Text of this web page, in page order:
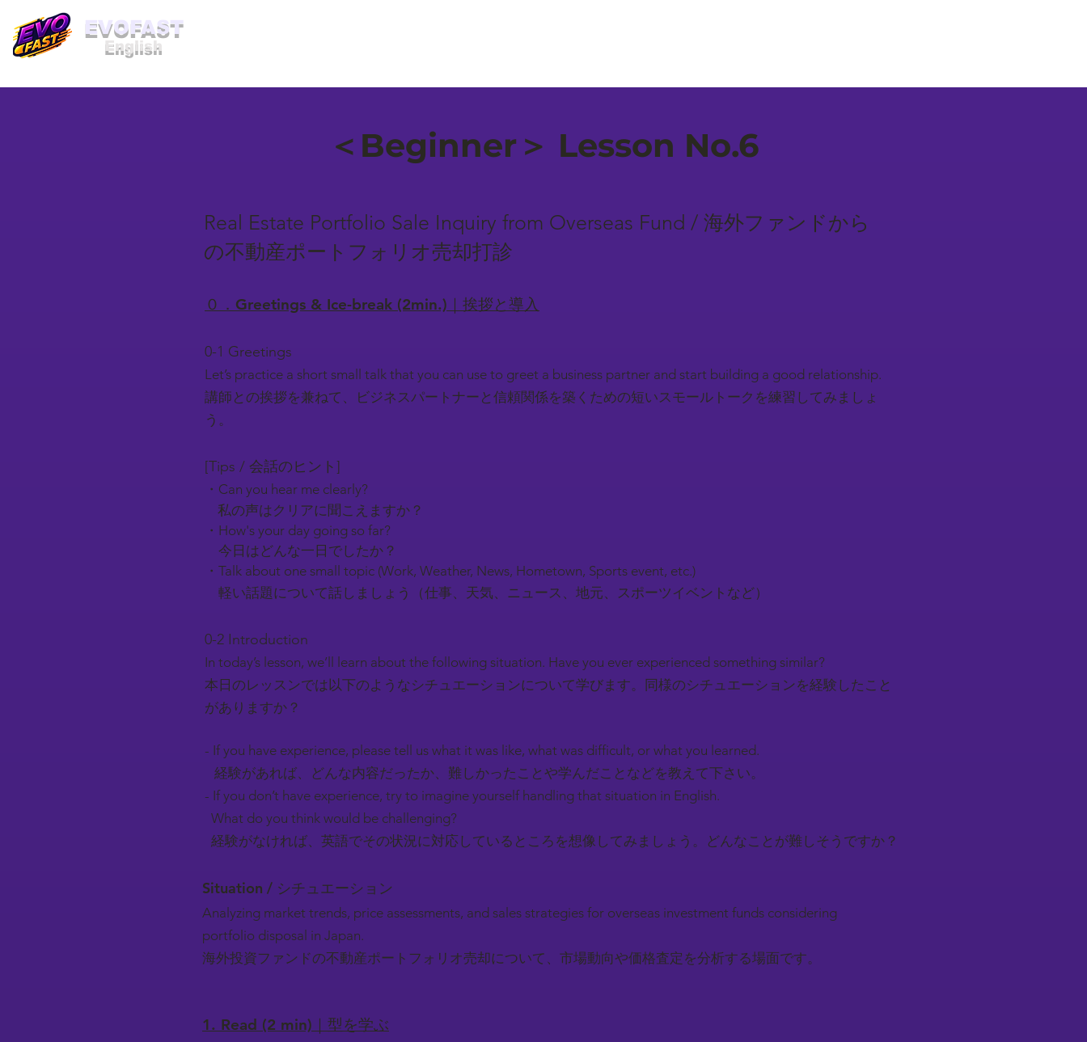
​EVOFAST
English
＜Beginner＞ Lesson No.6
Real Estate Portfolio Sale Inquiry from Overseas Fund / 海外ファンドから
の不動産ポートフォリオ売却打診
０．Greetings & Ice-break (2min.)｜挨拶と導入
0-1 Greetings
Let’s practice a short small talk that you can use to greet a business partner and start building a good relationship.
講師との挨拶を兼ねて、ビジネスパートナーと信頼関係を築くための短いスモールトークを練習してみましょ
う。
[Tips / 会話のヒント]
・Can you hear me clearly?
私の声はクリアに聞こえますか？
・How's your day going so far?
今日はどんな一日でしたか？
・Talk about one small topic (Work, Weather, News, Hometown, Sports event, etc.)
軽い話題について話しましょう（仕事、天気、ニュース、地元、スポーツイベントなど）
0-2 Introduction​
In today’s lesson, we’ll learn about the following situation. Have you ever experienced something similar?
本日のレッスンでは以下のようなシチュエーションについて学びます。同様のシチュエーションを経験したこと
がありますか？​
- If you have experience, please tell us what it was like, what was difficult, or what you learned.
経験があれば、どんな内容だったか、難しかったことや学んだことなどを教えて下さい。
- If you don’t have experience, try to imagine yourself handling that situation in English.
What do you think would be challenging?
経験がなければ、英語でその状況に対応しているところを想像してみましょう。どんなことが難しそうですか？
Situation / シチュエーション
Analyzing market trends, price assessments, and sales strategies for overseas investment funds considering
portfolio disposal in Japan.
海外投資ファンドの不動産ポートフォリオ売却について、市場動向や価格査定を分析する場面です。
1. Read (2 min)｜型を学ぶ